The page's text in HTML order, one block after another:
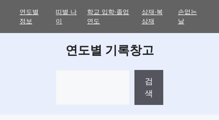
연도별
정보
띠별 나
이
학교 입학·졸업
연도
삼재·복
삼재
손없는
날
연도별 기록창고
검
색